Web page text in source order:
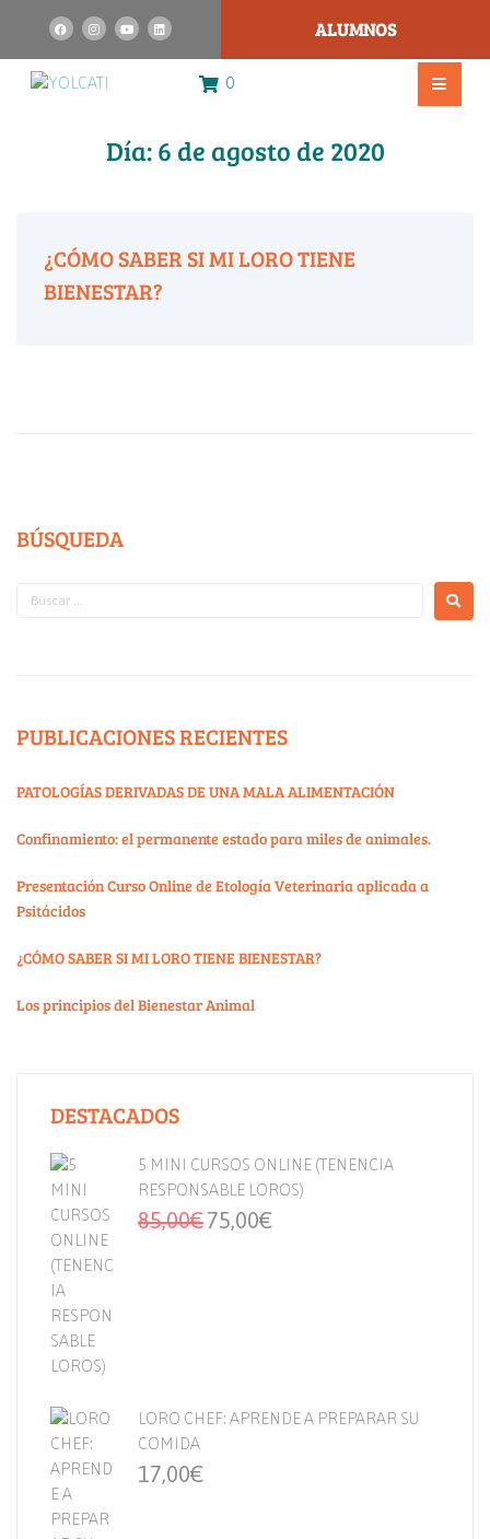
ALUMNOS
0
Día:6 de agosto de 2020
¿CÓMO SABER SI MI LORO TIENE
BIENESTAR?
BÚSQUEDA
PUBLICACIONES RECIENTES
PATOLOGÍAS DERIVADAS DE UNA MALA ALIMENTACIÓN
Confinamiento: el permanente estado para miles de animales.
Presentación Curso Online de Etología Veterinaria aplicada a
Psitácidos
¿CÓMO SABER SI MI LORO TIENE BIENESTAR?
Los principios del Bienestar Animal
DESTACADOS
5 MINI CURSOS ONLINE (TENENCIA
RESPONSABLE LOROS)
85,00€75,00€
LORO CHEF: APRENDE A PREPARAR SU
COMIDA
17,00€